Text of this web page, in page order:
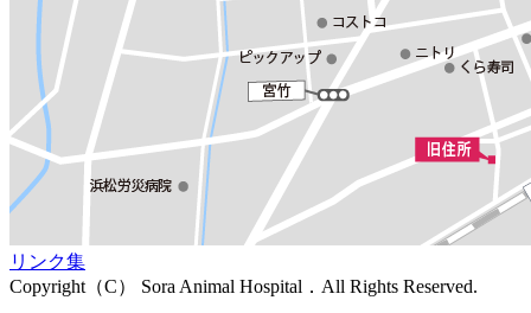
リンク集
Copyright（C） Sora Animal Hospital．All Rights Reserved.